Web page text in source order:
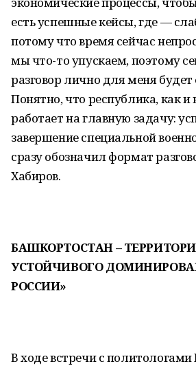
есть успешные кейсы, где —
потому что время сейчас
мы что-то упускаем, поэтому
разговор лично для меня будет
Понятно, что республика, как и
работает на главную задачу:
завершение специальной
сразу обозначил формат
Хабиров.
БАШКОРТОСТАН –
УСТОЙЧИВОГО
РОССИИ»
В ходе встречи с